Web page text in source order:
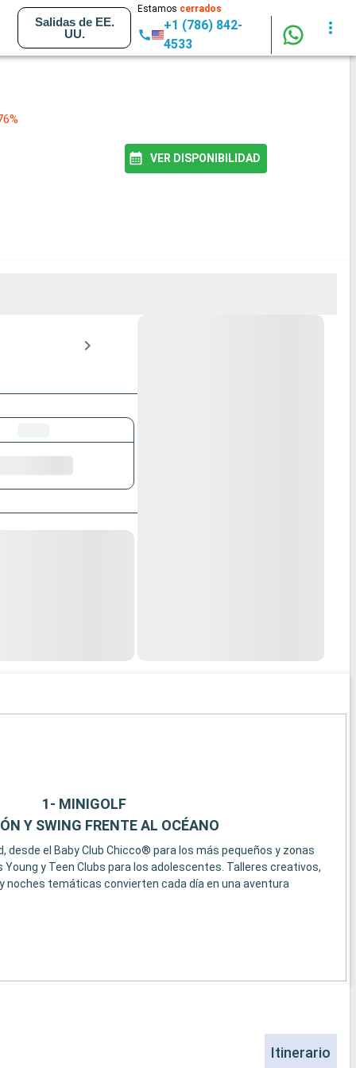
Salidas de EE.
UU.
Estamos cerrados
+1 (786) 842-
4533
VER DISPONIBILIDAD
1- MINIGOLF
Y SWING FRENTE AL OCÉANO
desde el Baby Club Chicco® para los más pequeños y zonas
Young y Teen Clubs para los adolescentes. Talleres creativos,
noches temáticas convierten cada día en una aventura
Itinerario